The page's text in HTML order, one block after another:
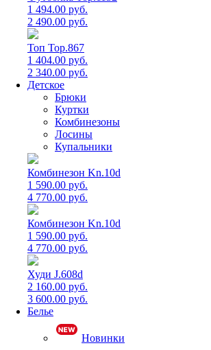
1 494.00 руб.
2 490.00 руб.
Топ Top.867
1 404.00 руб.
2 340.00 руб.
Детское
Брюки
Куртки
Комбинезоны
Лосины
Купальники
Комбинезон Kn.10d
1 590.00 руб.
4 770.00 руб.
Комбинезон Kn.10d
1 590.00 руб.
4 770.00 руб.
Худи J.608d
2 160.00 руб.
3 600.00 руб.
Белье
Новинки